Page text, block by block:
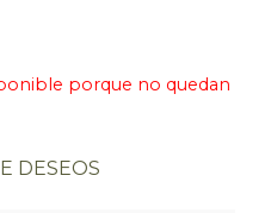
porque no quedan
DESEOS